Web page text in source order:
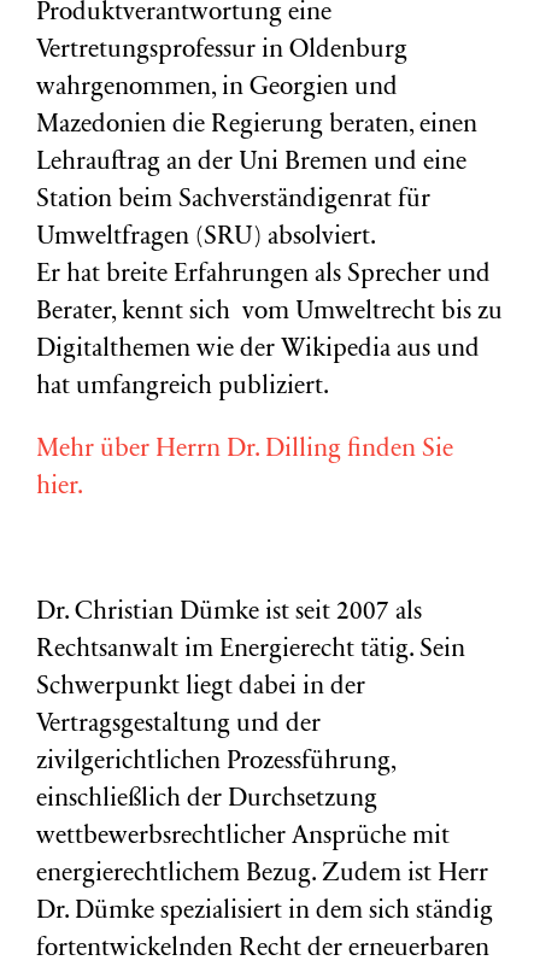
Produktverantwortung eine
Vertretungsprofessur in Oldenburg
wahrgenommen, in Georgien und
Mazedonien die Regierung beraten, einen
Lehrauftrag an der Uni Bremen und eine
Station beim Sachverständigenrat für
Umweltfragen (SRU) absolviert.
Er hat breite Erfahrungen als Sprecher und
Berater, kennt sich vom Umweltrecht bis zu
Digitalthemen wie der Wikipedia aus und
hat umfangreich publiziert.
Mehr über Herrn Dr. Dilling finden Sie
hier.
Dr. Christian Dümke ist seit 2007 als
Rechtsanwalt im Energierecht tätig. Sein
Schwerpunkt liegt dabei in der
Vertragsgestaltung und der
zivilgerichtlichen Prozessführung,
einschließlich der Durchsetzung
wettbewerbsrechtlicher Ansprüche mit
energierechtlichem Bezug. Zudem ist Herr
Dr. Dümke spezialisiert in dem sich ständig
fortentwickelnden Recht der erneuerbaren